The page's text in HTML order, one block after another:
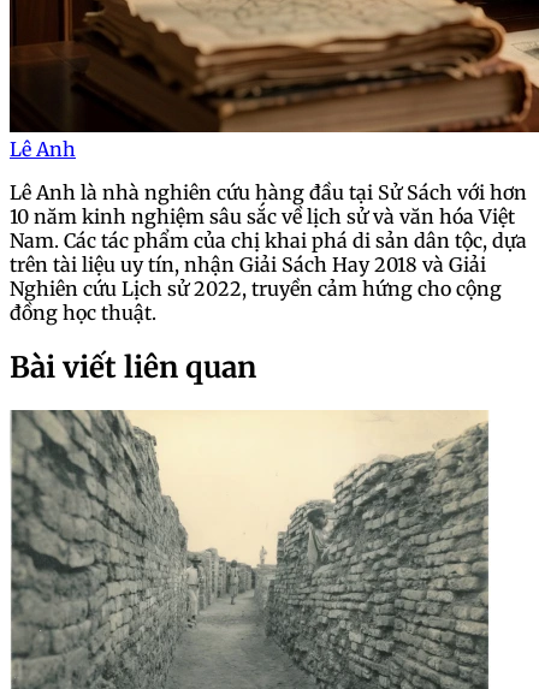
Lê Anh
Lê Anh là nhà nghiên cứu hàng đầu tại Sử Sách với hơn
10 năm kinh nghiệm sâu sắc về lịch sử và văn hóa Việt
Nam. Các tác phẩm của chị khai phá di sản dân tộc, dựa
trên tài liệu uy tín, nhận Giải Sách Hay 2018 và Giải
Nghiên cứu Lịch sử 2022, truyền cảm hứng cho cộng
đồng học thuật.
Bài viết liên quan